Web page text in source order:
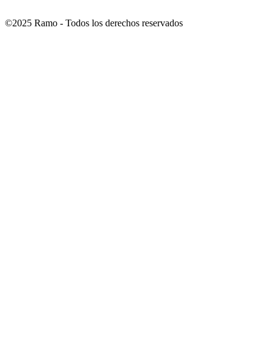
©2025 Ramo - Todos los derechos reservados